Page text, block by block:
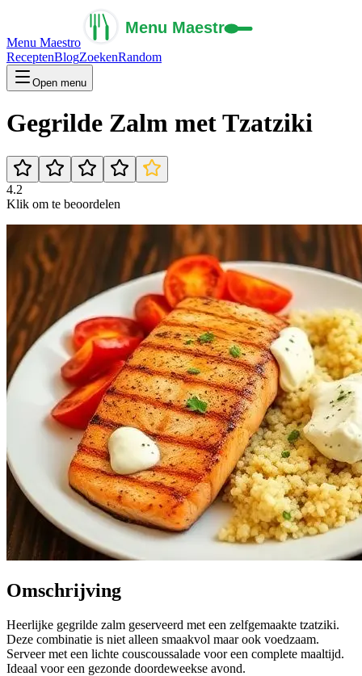
Menu Maestro
ReceptenBlogZoekenRandom
Open menu
Gegrilde Zalm met Tzatziki
4.2
Klik om te beoordelen
Omschrijving
Heerlijke gegrilde zalm geserveerd met een zelfgemaakte tzatziki.
Deze combinatie is niet alleen smaakvol maar ook voedzaam.
Serveer met een lichte couscoussalade voor een complete maaltijd.
Ideaal voor een gezonde doordeweekse avond.